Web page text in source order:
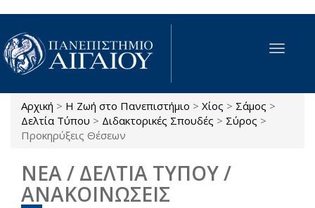
Παράκαμψη προς το κυρίως περιεχόμενο
Toggle
Είστε εδώ
Αρχική > Η Ζωή στο Πανεπιστήμιο > Χίος > Σάμος >
Δελτία Τύπου > Διδακτορικές Σπουδές > Σύρος >
Προκηρύξεις Θέσεων
ΝΕΑ / ΔΕΛΤΙΑ ΤΥΠΟΥ /
ΑΝΑΚΟΙΝΩΣΕΙΣ